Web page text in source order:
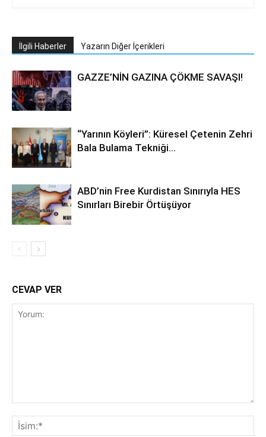
İlgili Haberler Yazarın Diğer İçerikleri
GAZZE’NİN GAZINA ÇÖKME SAVAŞI!
“Yarının Köyleri”: Küresel Çetenin Zehri
Bala Bulama Tekniği…
ABD’nin Free Kurdistan Sınırıyla HES
Sınırları Birebir Örtüşüyor
CEVAP VER